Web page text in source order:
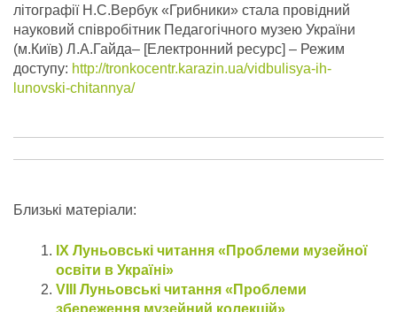
літографії Н.С.Вербук «Грибники» стала провідний
науковий співробітник Педагогічного музею України
(м.Київ) Л.А.Гайда– [Електронний ресурс] – Режим
доступу: http://tronkocentr.karazin.ua/vidbulisya-ih-
lunovski-chitannya/
Близькі матеріали:
IX Луньовські читання «Проблеми музейної
освіти в Україні»
VІIІ Луньовські читання «Проблеми